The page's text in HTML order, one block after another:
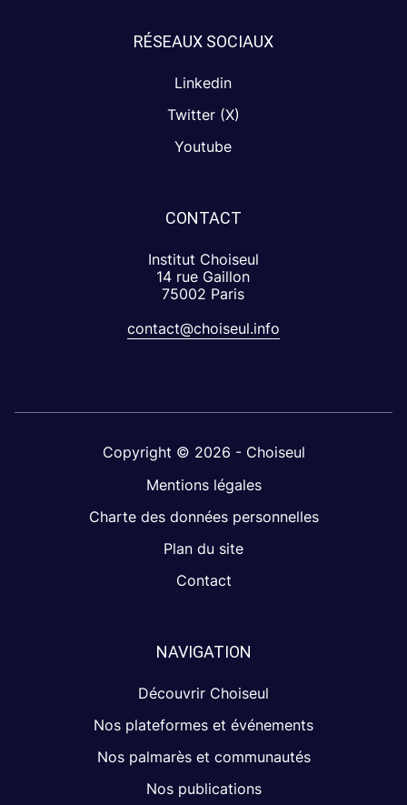
RÉSEAUX SOCIAUX
Linkedin
Twitter (X)
Youtube
CONTACT
Institut Choiseul
14 rue Gaillon
75002 Paris
contact@choiseul.info
Copyright © 2026 - Choiseul
Mentions légales
Charte des données personnelles
Plan du site
Contact
NAVIGATION
Découvrir Choiseul
Nos plateformes et événements
Nos palmarès et communautés
Nos publications